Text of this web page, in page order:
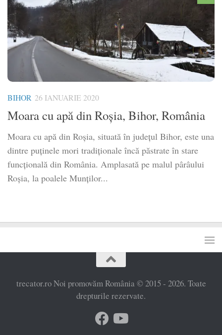
BIHOR 26 IANUARIE 2020
Moara cu apă din Roșia, Bihor, România
Moara cu apă din Roșia, situată în județul Bihor, este una
dintre puținele mori tradiționale încă păstrate în stare
funcțională din România. Amplasată pe malul pârâului
Roșia, la poalele Munților...
trecator.ro Noi promovăm România © 2015 - 2026. Toate
drepturile rezervate.